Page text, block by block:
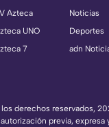
Azteca
UNO
7
Noticias
Deportes
adn
los derechos reservados,
previa, expresa